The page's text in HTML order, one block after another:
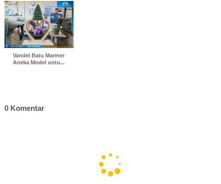
Vandel Batu Marmer
Aneka Model untu...
0 Komentar